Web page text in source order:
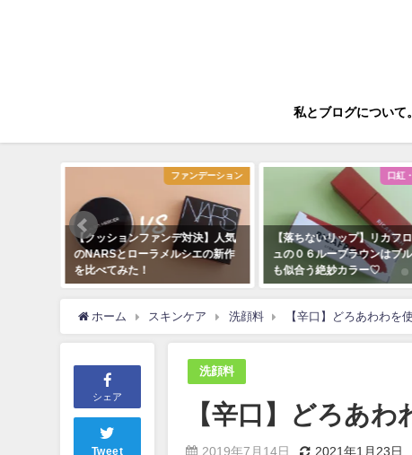
私とブログについて
ファンデーション
【クッションファンデ対決】人気
のNARSとローラメルシエの新作
を比べてみた！
口紅
【落ちないリップ】リカフ
ュの０６ルーブラウンはブ
も似合う絶妙カラー♡
ホーム スキンケア 洗顔料 【辛口】どろあわわを
シェア
Tweet
洗顔料
【辛口】どろあ
2019年7月14日 2021年1月23日